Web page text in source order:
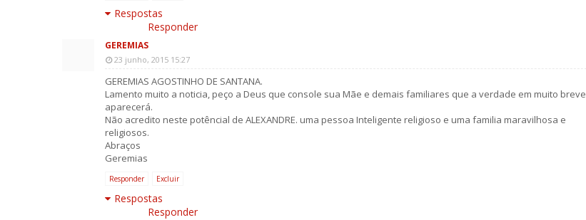
Respostas
Responder
GEREMIAS
23 junho, 2015 15:27
GEREMIAS AGOSTINHO DE SANTANA.
Lamento muito a noticia, peço a Deus que console sua Mãe e demais familiares que a verdade em muito breve
aparecerá.
Não acredito neste potêncial de ALEXANDRE. uma pessoa Inteligente religioso e uma familia maravilhosa e
religiosos.
Abraços
Geremias
Responder Excluir
Respostas
Responder